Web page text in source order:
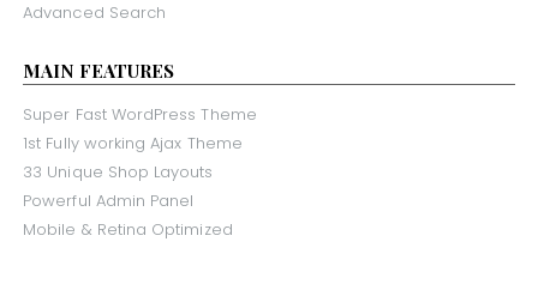
Advanced Search
MAIN FEATURES
Super Fast WordPress Theme
1st Fully working Ajax Theme
33 Unique Shop Layouts
Powerful Admin Panel
Mobile & Retina Optimized